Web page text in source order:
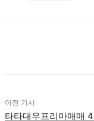
이전 기사
타타대우프리마매매